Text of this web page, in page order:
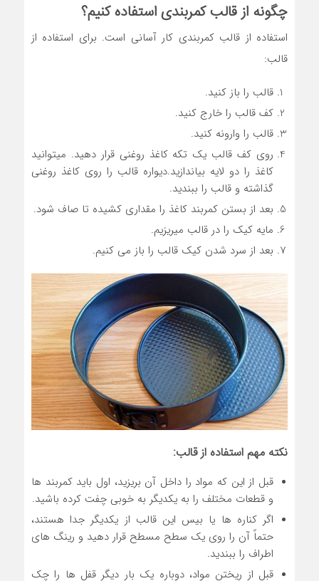
چگونه از قالب کمربندی استفاده کنیم؟
استفاده از قالب کمربندی کار آسانی است. برای استفاده از
قالب:
قالب را باز کنید.
کف قالب را خارج کنید.
قالب را وارونه کنید.
روی کف قالب یک تکه کاغذ روغنی قرار دهید. میتوانید
کاغذ را دو لایه بیاندازید.دیواره قالب را روی کاغذ روغنی
گذاشته و قالب را ببندید.
بعد از بستن کمربند کاغذ را مقداری کشیده تا صاف شود.
مایه کیک را در قالب میریزیم.
بعد از سرد شدن کیک قالب را باز می کنیم.
نکته مهم استفاده از قالب:
قبل از این که مواد را داخل آن بریزید، اول باید کمربند ها
و قطعات مختلف را به یکدیگر به خوبی چفت کرده باشید.
اگر کناره ها یا بیس این قالب از یکدیگر جدا هستند،
حتماً آن را روی یک سطح مسطح قرار دهید و رینگ های
اطراف را ببندید.
قبل از ریختن مواد، دوباره یک بار دیگر قفل ها را چک